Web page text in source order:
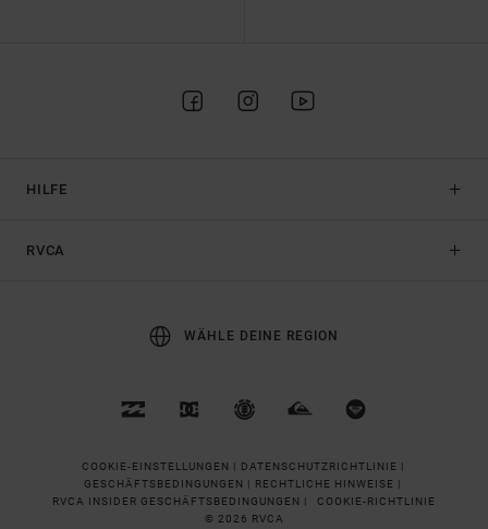
HILFE
RVCA
WÄHLE DEINE REGION
COOKIE-EINSTELLUNGEN | DATENSCHUTZRICHTLINIE |
GESCHÄFTSBEDINGUNGEN | RECHTLICHE HINWEISE |
RVCA INSIDER GESCHÄFTSBEDINGUNGEN |
COOKIE-RICHTLINIE
© 2026 RVCA